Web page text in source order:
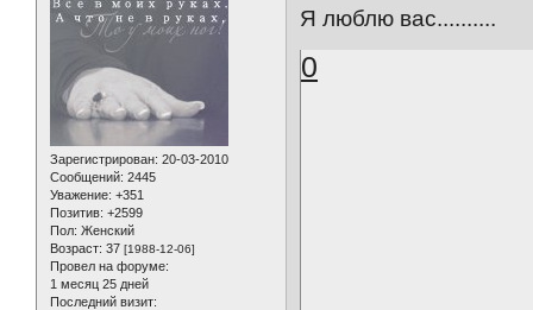
Зарегистрирован: 20-03-2010
Сообщений: 2445
Уважение: +351
Позитив: +2599
Пол: Женский
Возраст: 37 [1988-12-06]
Провел на форуме:
1 месяц 25 дней
Последний визит:
Я люблю вас..........
0